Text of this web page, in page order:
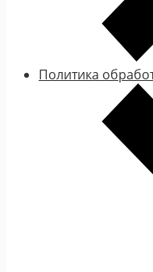
Политика